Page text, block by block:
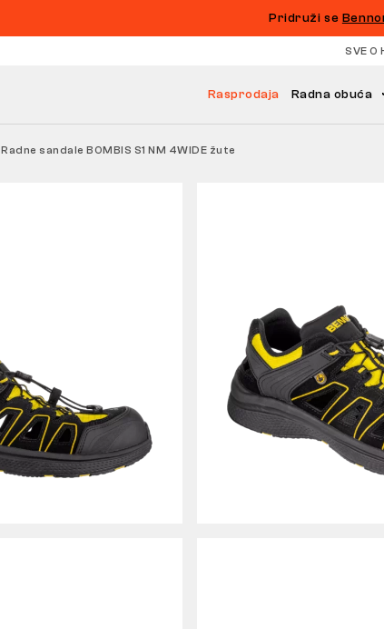
Pridruži se
SVE O
Rasprodaja Radna obuća
Radne sandale BOMBIS S1 NM 4WIDE žute